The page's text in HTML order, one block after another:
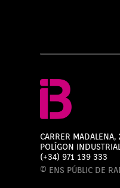
CARRER
POLÍGON
(+34) 971 139 333
© ENS PÚBLIC DE